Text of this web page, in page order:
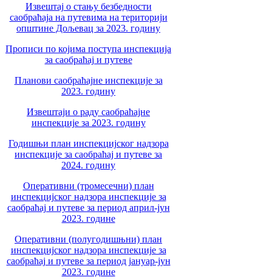
Извештај о стању безбедности
саобраћаја на путевима на територији
општине Дољевац за 2023. годину
Прописи по којима поступа инспекција
за саобраћај и путеве
Планови саобраћајне инспекције за
2023. годину
Извештаји о раду саобраћајне
инспекције за 2023. годину
Годишњи план инспекцијског надзора
инспекције за саобраћај и путеве за
2024. годину
Оперативни (тромесечни) план
инспекцијског надзора инспекције за
саобраћај и путеве за период април-јун
2023. године
Оперативни (полугодишњни) план
инспекцијског надзора инспекције за
саобраћај и путеве за период јануар-јун
2023. године